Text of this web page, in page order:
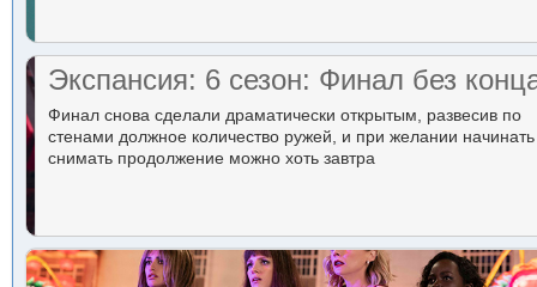
Экспансия: 6 сезон: Финал без
Финал снова сделали драматически открытым, развесив по
стенами должное количество ружей, и при желании начинать
снимать продолжение можно хоть завтра